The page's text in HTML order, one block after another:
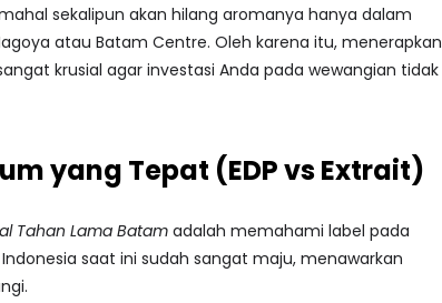
sekalipun akan hilang aromanya hanya dalam
atau Batam Centre. Oleh karena itu, menerapkan
krusial agar investasi Anda pada wewangian tidak
yang Tepat (EDP vs Extrait)
Tahan Lama Batam adalah memahami label pada
saat ini sudah sangat maju, menawarkan